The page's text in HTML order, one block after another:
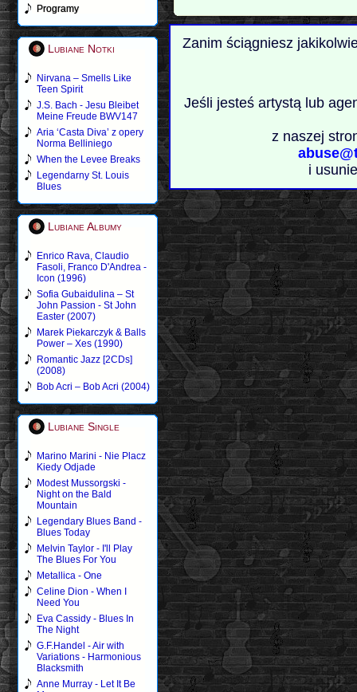
Programy
Lubiane Notki
Nirvana – Smells Like
Teen Spirit
J.S. Bach - Jesu Bleibet
Meine Freude BWV147
Aria ‘Casta Diva’ z opery
Norma Belliniego
When the Levee Breaks
Legendarny St. Louis
Blues
Lubiane Albumy
Enrico Rava, Claudio
Fasoli, Franco D'Andrea -
Icon (1996)
Sofia Gubaidulina – St
John Passion - St John
Easter (2007)
Marek Piekarczyk & Balls
Power – Xes (1990)
Romantic Jazz [2CDs]
(2008)
Bob Acri – Bob Acri (2004)
Lubiane Single
Marino Marini - Nie Placz
Kiedy Odjade
Modest Mussorgski -
Night on the Bald
Mountain
Legendary Blues Band -
Blues Today
Melvin Taylor - I'll Play
The Blues For You
Metallica - One
Celine Dion - When I
Need You
Eva Cassidy - Blues In
The Night
G.F.Handel - Air with
Variations - Harmonious
Blacksmith
Anne Murray - Let It Be
Zanim ściągniesz
Jeśli jesteś artystą lub
z naszej
i